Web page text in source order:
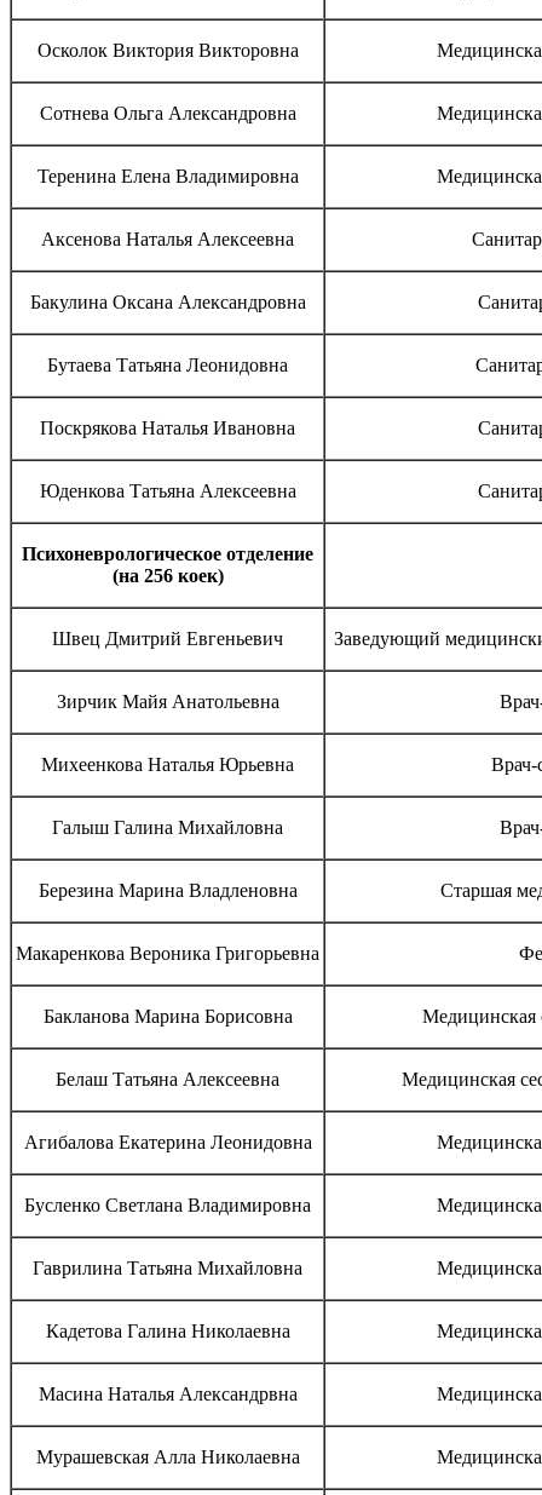
Осколок Виктория Викторовна
Сотнева Ольга Александровна
Теренина Елена Владимировна
Аксенова Наталья Алексеевна
Бакулина Оксана Александровна
Бутаева Татьяна Леонидовна
Поскрякова Наталья Ивановна
Юденкова Татьяна Алексеевна
Психоневрологическое отделение
(на 256 коек)
Швец Дмитрий Евгеньевич Заведующий
Зирчик Майя Анатольевна
Михеенкова Наталья Юрьевна Врач-
Галыш Галина Михайловна
Березина Марина Владленовна Старшая
Макаренкова Вероника Григорьевна
Бакланова Марина Борисовна Медицинская
Белаш Татьяна Алексеевна Медицинская
Агибалова Екатерина Леонидовна
Бусленко Светлана Владимировна
Гаврилина Татьяна Михайловна
Кадетова Галина Николаевна
Масина Наталья Александрвна
Мурашевская Алла Николаевна